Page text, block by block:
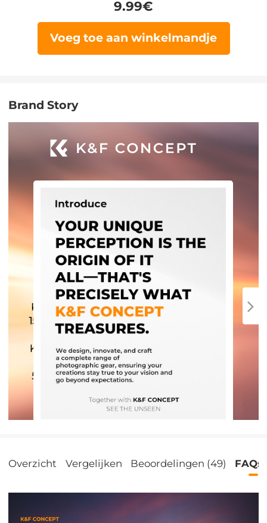
9.99€
Voeg toe aan winkelmandje
Brand Story
Overzicht Vergelijken Beoordelingen (49) FAQs